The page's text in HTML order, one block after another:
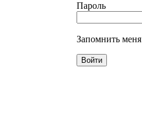
Пароль
Запомнить меня